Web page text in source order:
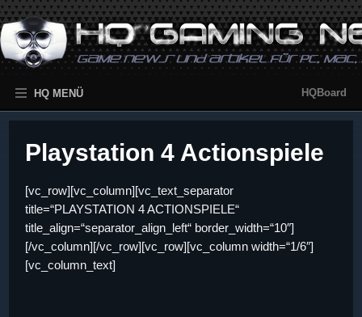
HQ MENÜ HQBoard
Playstation 4 Actionspiele
[vc_row][vc_column][vc_text_separator
title=“PLAYSTATION 4 ACTIONSPIELE“
title_align=“separator_align_left“ border_width=“10″]
[/vc_column][/vc_row][vc_row][vc_column width=“1/6″]
[vc_column_text]